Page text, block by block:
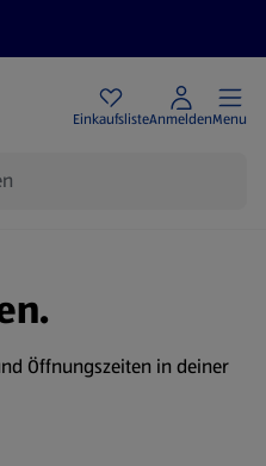
EinkaufslisteAnmeldenMenu
Öffnungszeiten in deiner